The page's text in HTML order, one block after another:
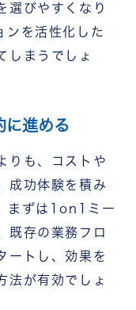
選びやすくなり
ンを活性化した
しまうでしょ
に進める
りも、コストや
成功体験を積み
まずは1on1ミー
既存の業務フロ
ートし、効果を
法が有効でしょ